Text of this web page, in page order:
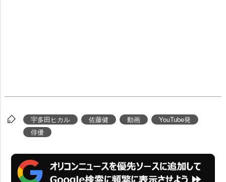
宇多田ヒカル 佐藤健 動画
YouTube発
俳優